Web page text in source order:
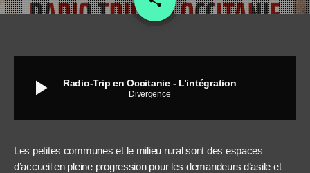
play_arrow Radio-Trip en Occitanie - L’intégration
Divergence
Les petites communes et le milieu rural sont des espaces
d’accueil en pleine progression pour les demandeurs d’asile et